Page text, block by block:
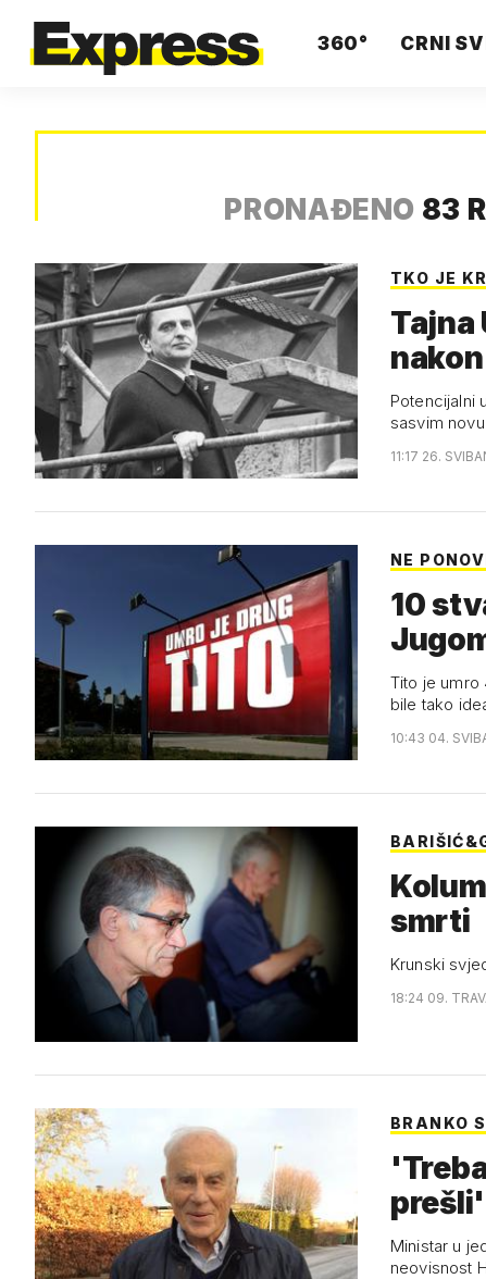
360° CRNI
PRONAĐENO 83
TKO JE
Tajna
Potencijalni
sasvim
11:17 26.
NE
10
Tito je umro
bile tako
10:43 04.
smrti
Krunski
18:24 09.
BRANKO
prešli'
Ministar u
neovisnost